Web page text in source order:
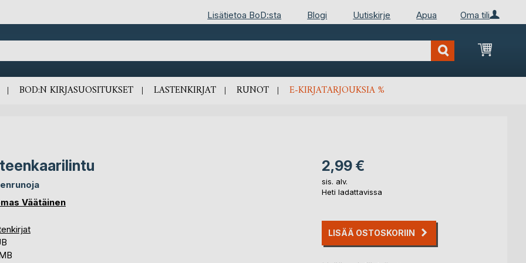
Oma tili
Lisätietoa BoD:sta Blogi Uutiskirje Apua
BOD:N KIRJASUOSITUKSET LASTENKIRJAT RUNOT E-KIRJATARJOUKSIA %
Väätäinen
2,99 €
sis. alv.
Heti ladattavissa
LISÄÄ OSTOSKORIIN